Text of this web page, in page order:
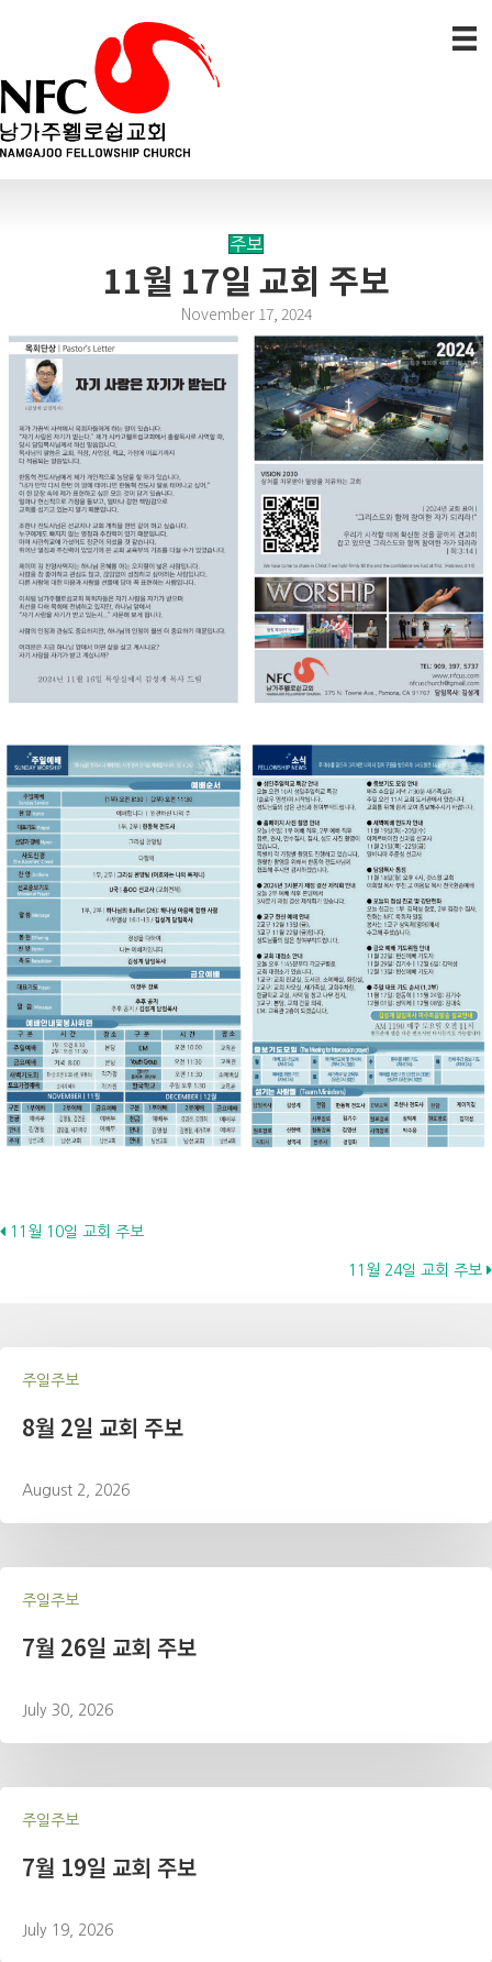
주보
11월 17일 교회 주보
November 17, 2024
Posts
11월 10일 교회 주보
11월 24일 교회 주보
주일주보
8월 2일 교회 주보
August 2, 2026
주일주보
7월 26일 교회 주보
July 30, 2026
주일주보
7월 19일 교회 주보
July 19, 2026